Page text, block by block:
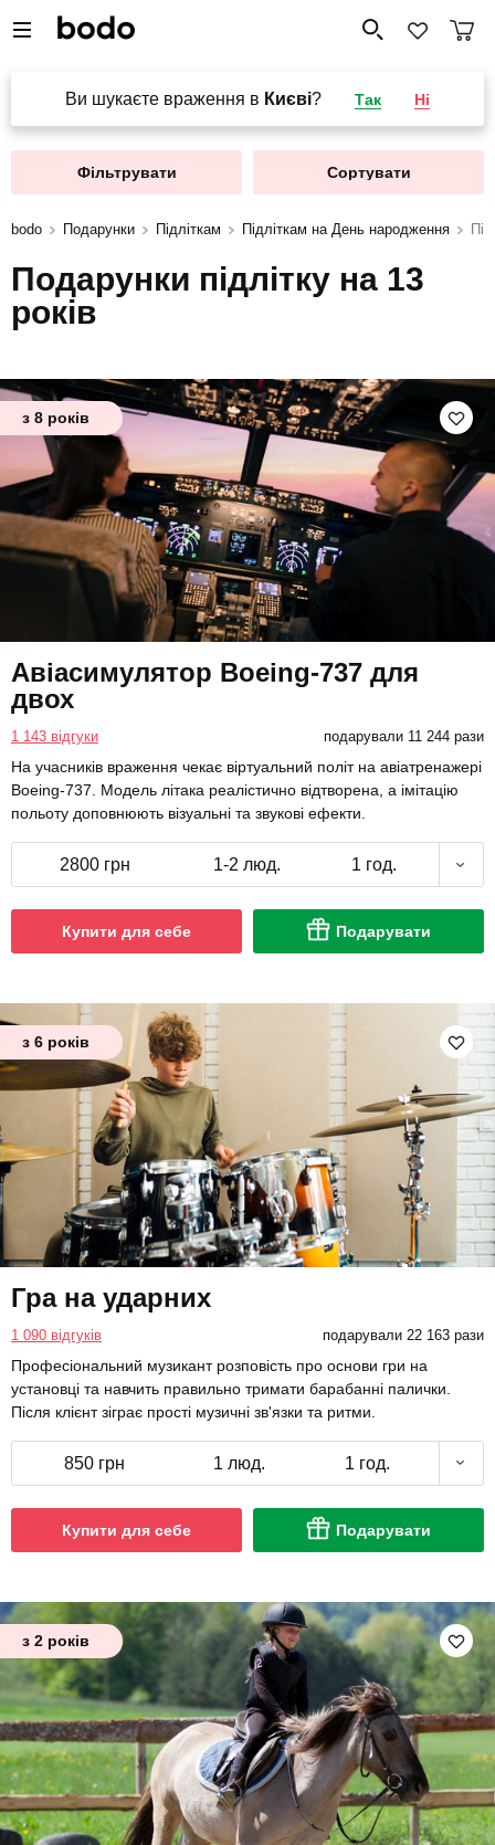
Ви шукаєте враження в Києві? Так Ні
Фільтрувати Сортувати
bodo Подарунки Підліткам Підліткам на День народження
Подарунки підлітку на 13
років
з 8 років
Авіасимулятор Boeing-737 для
двох
1 143 відгуки подарували 11 244 рази
На учасників враження чекає віртуальний політ на авіатренажері
Boeing-737. Модель літака реалістично відтворена, а імітацію
польоту доповнюють візуальні та звукові ефекти.
2800 грн 1-2 люд. 1 год.
Купити для себе Подарувати
з 6 років
Гра на ударних
1 090 відгуків подарували 22 163 рази
Професіональний музикант розповість про основи гри на
установці та навчить правильно тримати барабанні палички.
Після клієнт зіграє прості музичні зв'язки та ритми.
850 грн 1 люд. 1 год.
Купити для себе Подарувати
з 2 років